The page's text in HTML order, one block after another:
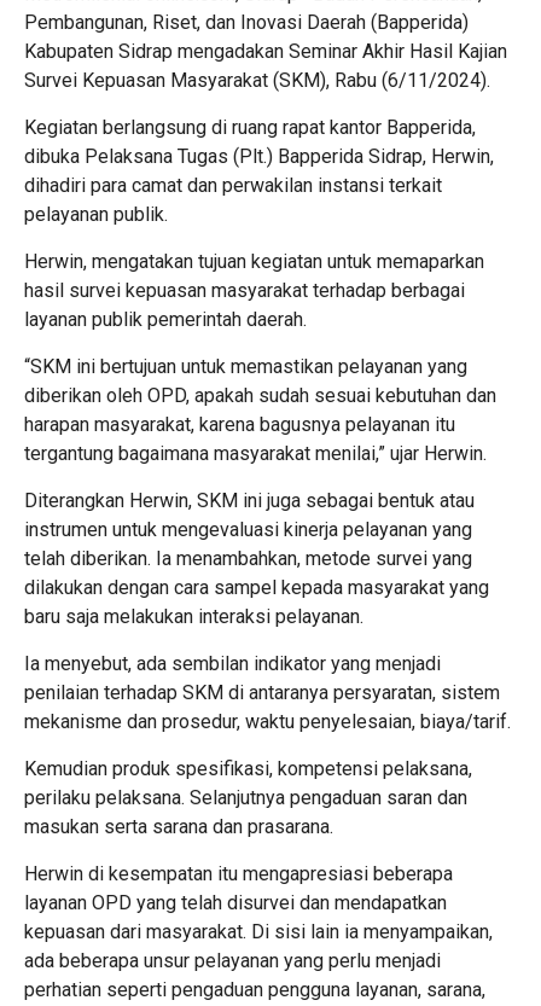
Pembangunan, Riset, dan Inovasi Daerah (Bapperida)
Kabupaten Sidrap mengadakan Seminar Akhir Hasil Kajian
Survei Kepuasan Masyarakat (SKM), Rabu (6/11/2024).
Kegiatan berlangsung di ruang rapat kantor Bapperida,
dibuka Pelaksana Tugas (Plt.) Bapperida Sidrap, Herwin,
dihadiri para camat dan perwakilan instansi terkait
pelayanan publik.
Herwin, mengatakan tujuan kegiatan untuk memaparkan
hasil survei kepuasan masyarakat terhadap berbagai
layanan publik pemerintah daerah.
“SKM ini bertujuan untuk memastikan pelayanan yang
diberikan oleh OPD, apakah sudah sesuai kebutuhan dan
harapan masyarakat, karena bagusnya pelayanan itu
tergantung bagaimana masyarakat menilai,” ujar Herwin.
Diterangkan Herwin, SKM ini juga sebagai bentuk atau
instrumen untuk mengevaluasi kinerja pelayanan yang
telah diberikan. Ia menambahkan, metode survei yang
dilakukan dengan cara sampel kepada masyarakat yang
baru saja melakukan interaksi pelayanan.
Ia menyebut, ada sembilan indikator yang menjadi
penilaian terhadap SKM di antaranya persyaratan, sistem
mekanisme dan prosedur, waktu penyelesaian, biaya/tarif.
Kemudian produk spesifikasi, kompetensi pelaksana,
perilaku pelaksana. Selanjutnya pengaduan saran dan
masukan serta sarana dan prasarana.
Herwin di kesempatan itu mengapresiasi beberapa
layanan OPD yang telah disurvei dan mendapatkan
kepuasan dari masyarakat. Di sisi lain ia menyampaikan,
ada beberapa unsur pelayanan yang perlu menjadi
perhatian seperti pengaduan pengguna layanan, sarana,